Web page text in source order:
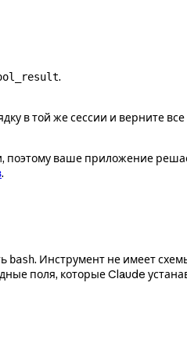
.
в той же сессии и верните
ваше приложение
.
bash. Инструмент не имеет
поля, которые Claude